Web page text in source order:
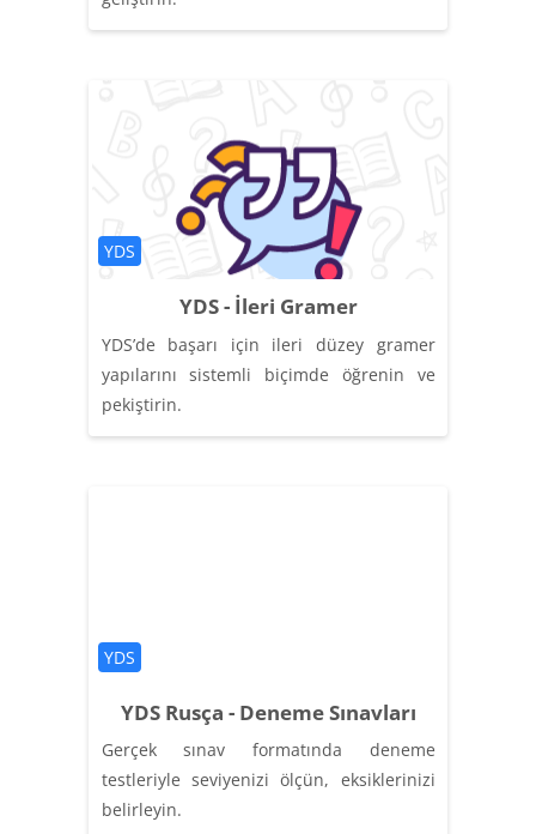
YDS - İleri Gramer
Категория курса
YDS
YDS’de başarı için ileri düzey gramer
yapılarını sistemli biçimde öğrenin ve
pekiştirin.
YDS Rusça - Deneme Sınavları
Категория курса
YDS
Gerçek sınav formatında deneme
testleriyle seviyenizi ölçün, eksiklerinizi
belirleyin.